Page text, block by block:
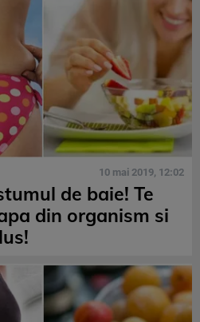
10 mai 2019, 12:02
de baie! Te
din organism si